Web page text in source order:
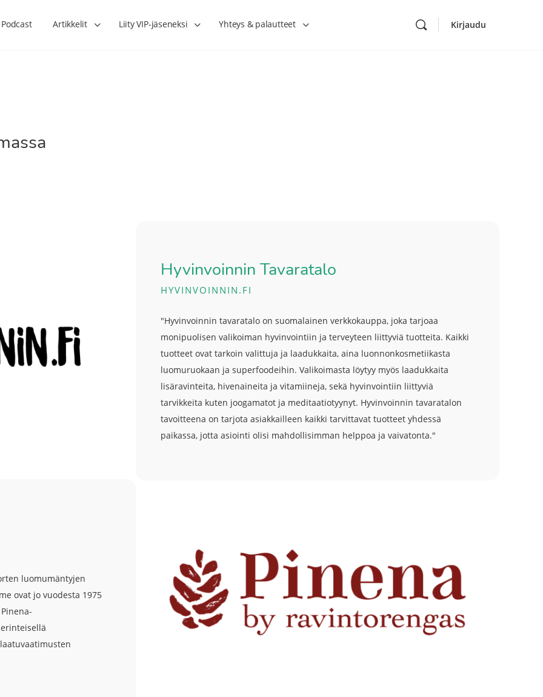
Podcast Artikkelit Liity VIP-jäseneksi Yhteys & palautteet Kirjaudu
Hyvinvoinnin Tavaratalo
HYVINVOINNIN.FI
"Hyvinvoinnin tavaratalo on suomalainen verkkokauppa, joka tarjoaa
monipuolisen valikoiman hyvinvointiin ja terveyteen liittyviä tuotteita. Kaikki
tuotteet ovat tarkoin valittuja ja laadukkaita, aina luonnonkosmetiikasta
luomuruokaan ja superfoodeihin. Valikoimasta löytyy myös laadukkaita
lisäravinteita, hivenaineita ja vitamiineja, sekä hyvinvointiin liittyviä
tarvikkeita kuten joogamatot ja meditaatiotyynyt. Hyvinvoinnin tavaratalon
tavoitteena on tarjota asiakkailleen kaikki tarvittavat tuotteet yhdessä
paikassa, jotta asiointi olisi mahdollisimman helppoa ja vaivatonta."
luomumäntyjen
ovat jo vuodesta 1975